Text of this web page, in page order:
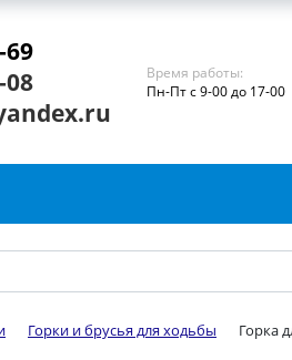
69
08
Время работы:
Пн-Пт с 9-00 до 17-00
Горки и брусья для ходьбы Горка